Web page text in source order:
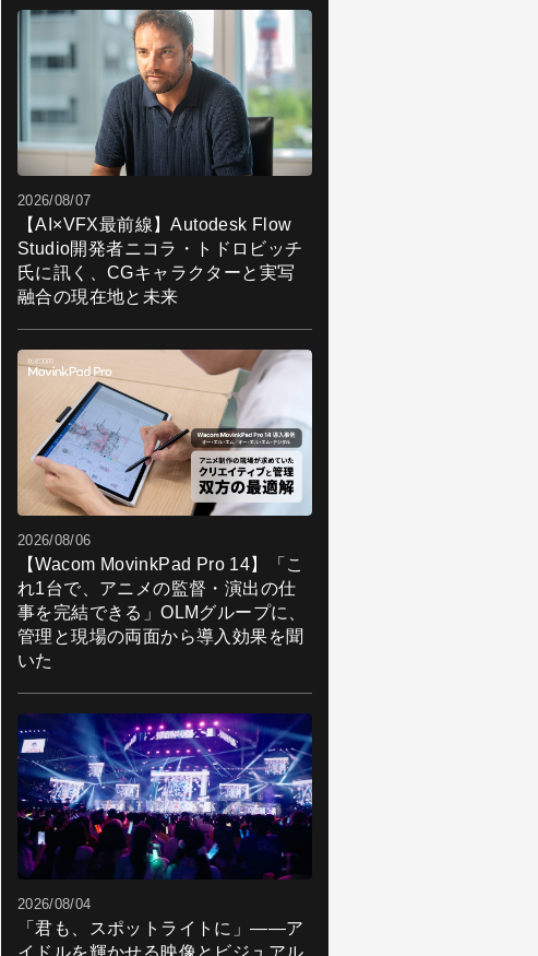
2026/08/07
【AI×VFX最前線】Autodesk Flow
Studio開発者ニコラ・トドロビッチ
氏に訊く、CGキャラクターと実写
融合の現在地と未来
2026/08/06
【Wacom MovinkPad Pro 14】「こ
れ1台で、アニメの監督・演出の仕
事を完結できる」OLMグループに、
管理と現場の両面から導入効果を聞
いた
2026/08/04
「君も、スポットライトに」――ア
イドルを輝かせる映像とビジュアル